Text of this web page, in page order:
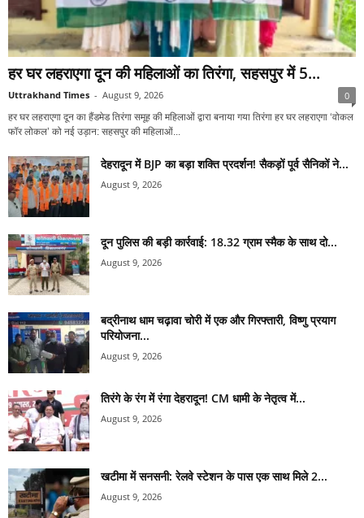
हर घर लहराएगा दून की महिलाओं का तिरंगा, सहसपुर में 5...
Uttrakhand Times - August 9, 2026 0
हर घर लहराएगा दून का हैंडमेड तिरंगा समूह की महिलाओं द्वारा बनाया गया तिरंगा हर घर लहराएगा ‘वोकल
फॉर लोकल’ को नई उड़ान: सहसपुर की महिलाओं...
देहरादून में BJP का बड़ा शक्ति प्रदर्शन! सैकड़ों पूर्व सैनिकों ने...
August 9, 2026
दून पुलिस की बड़ी कार्रवाई: 18.32 ग्राम स्मैक के साथ दो...
August 9, 2026
बद्रीनाथ धाम चढ़ावा चोरी में एक और गिरफ्तारी, विष्णु प्रयाग
परियोजना...
August 9, 2026
तिरंगे के रंग में रंगा देहरादून! CM धामी के नेतृत्व में...
August 9, 2026
खटीमा में सनसनी: रेलवे स्टेशन के पास एक साथ मिले 2...
August 9, 2026